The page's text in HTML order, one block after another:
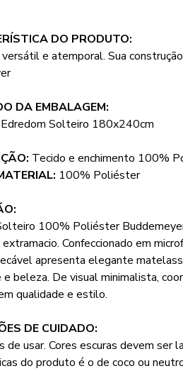
DO PRODUTO:
e atemporal. Sua
DA EMBALAGEM:
Solteiro 180x240cm
Tecido e enchimento 100%
100% Poliéster
100% Poliéster
Confeccionado em
apresenta elegante
e beleza. De visual minimalista,
qualidade e estilo.
DE CUIDADO:
de usar. Cores escuras devem ser
do produto é o de coco ou